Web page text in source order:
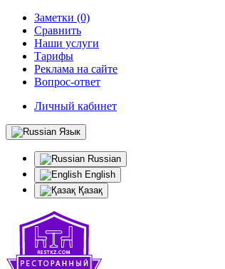
Заметки (0)
Сравнить
Наши услуги
Тарифы
Реклама на сайте
Вопрос-ответ
Личный кабинет
Язык
Russian
English
Қазақ